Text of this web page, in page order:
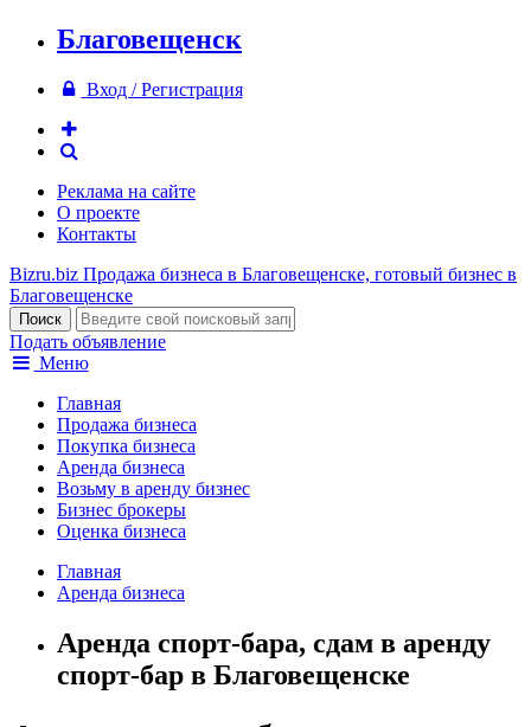
Благовещенск
Вход / Регистрация
Реклама на сайте
О проекте
Контакты
Bizru.biz Продажа бизнеса в Благовещенске, готовый бизнес в
Благовещенске
Подать объявление
Меню
Главная
Продажа бизнеса
Покупка бизнеса
Аренда бизнеса
Возьму в аренду бизнес
Бизнес брокеры
Оценка бизнеса
Главная
Аренда бизнеса
Аренда спорт-бара, сдам в аренду
спорт-бар в Благовещенске